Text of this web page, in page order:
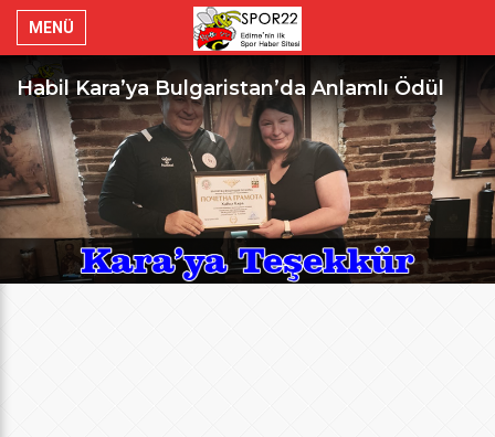
MENÜ
Habil Kara’ya Bulgaristan’da Anlamlı Ödül